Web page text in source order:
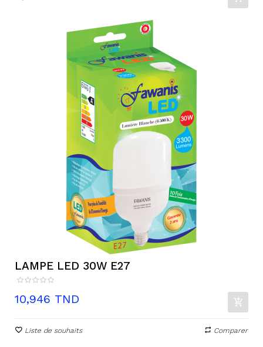
LAMPE LED 30W E27
Prix
10,946 TND
Liste de souhaits Comparer